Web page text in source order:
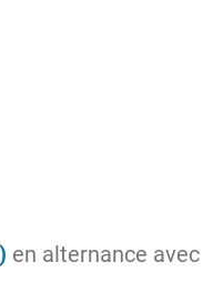
en alternance avec